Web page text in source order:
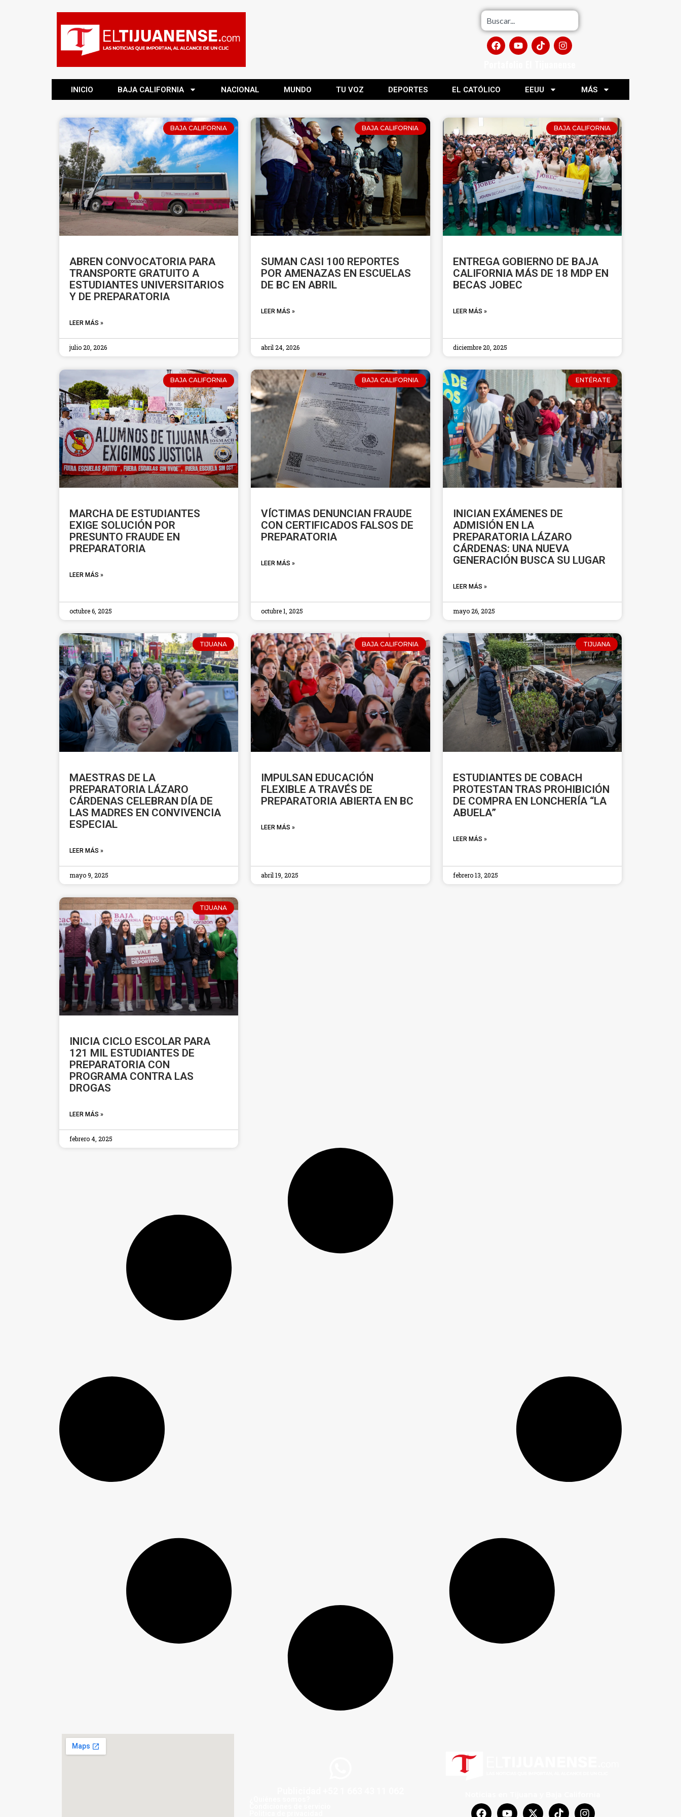
INICIO BAJA CALIFORNIA NACIONAL MUNDO TU VOZ DEPORTES EL CATÓLICO EEUU MÁS
BAJA CALIFORNIA
ABREN CONVOCATORIA PARA
TRANSPORTE GRATUITO A
ESTUDIANTES UNIVERSITARIOS
Y DE PREPARATORIA
LEER MÁS »
julio 20, 2026
BAJA CALIFORNIA
SUMAN CASI 100 REPORTES
POR AMENAZAS EN ESCUELAS
DE BC EN ABRIL
LEER MÁS »
abril 24, 2026
BAJA CALIFORNIA
ENTREGA GOBIERNO DE BAJA
CALIFORNIA MÁS DE 18 MDP EN
BECAS JOBEC
LEER MÁS »
diciembre 20, 2025
BAJA CALIFORNIA
MARCHA DE ESTUDIANTES
EXIGE SOLUCIÓN POR
PRESUNTO FRAUDE EN
PREPARATORIA
LEER MÁS »
octubre 6, 2025
BAJA CALIFORNIA
VÍCTIMAS DENUNCIAN FRAUDE
CON CERTIFICADOS FALSOS DE
PREPARATORIA
LEER MÁS »
octubre 1, 2025
ENTÉRATE
INICIAN EXÁMENES DE
ADMISIÓN EN LA
PREPARATORIA LÁZARO
CÁRDENAS: UNA NUEVA
GENERACIÓN BUSCA SU LUGAR
LEER MÁS »
mayo 26, 2025
TIJUANA
MAESTRAS DE LA
PREPARATORIA LÁZARO
CÁRDENAS CELEBRAN DÍA DE
LAS MADRES EN CONVIVENCIA
ESPECIAL
LEER MÁS »
mayo 9, 2025
BAJA CALIFORNIA
IMPULSAN EDUCACIÓN
FLEXIBLE A TRAVÉS DE
PREPARATORIA ABIERTA EN BC
LEER MÁS »
abril 19, 2025
TIJUANA
ESTUDIANTES DE COBACH
PROTESTAN TRAS PROHIBICIÓN
DE COMPRA EN LONCHERÍA “LA
ABUELA”
LEER MÁS »
febrero 13, 2025
TIJUANA
INICIA CICLO ESCOLAR PARA
121 MIL ESTUDIANTES DE
PREPARATORIA CON
PROGRAMA CONTRA LAS
DROGAS
LEER MÁS »
febrero 4, 2025